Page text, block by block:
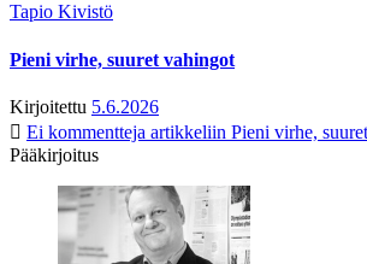
Tapio Kivistö
Pieni virhe, suuret vahingot
Kirjoitettu 5.6.2026
Ei kommentteja artikkeliin Pieni virhe,
Pääkirjoitus